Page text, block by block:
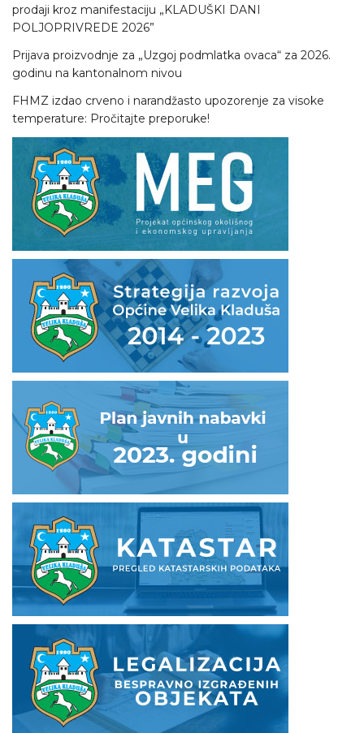
prodaji kroz manifestaciju „KLADUŠKI DANI
POLJOPRIVREDE 2026”
Prijava proizvodnje za „Uzgoj podmlatka ovaca“ za 2026.
godinu na kantonalnom nivou
FHMZ izdao crveno i narandžasto upozorenje za visoke
temperature: Pročitajte preporuke!